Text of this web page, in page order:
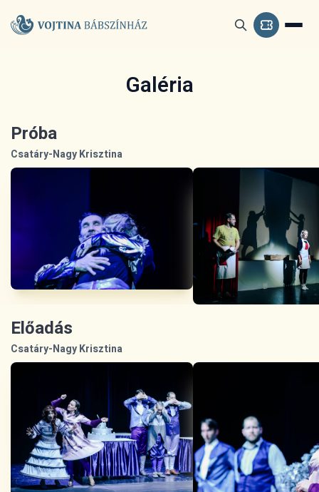
Galéria
Próba
Csatáry-Nagy Krisztina
Előadás
Csatáry-Nagy Krisztina